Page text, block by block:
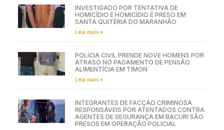
INVESTIGADO POR TENTATIVA DE
HOMICÍDIO E HOMICÍDIO É PRESO EM
SANTA QUITÉRIA DO MARANHÃO
Leia mais »
POLÍCIA CIVIL PRENDE NOVE HOMENS POR
ATRASO NO PAGAMENTO DE PENSÃO
ALIMENTÍCIA EM TIMON
Leia mais »
INTEGRANTES DE FACÇÃO CRIMINOSA
RESPONSÁVEIS POR ATENTADOS CONTRA
AGENTES DE SEGURANÇA EM BACURI SÃO
PRESOS EM OPERAÇÃO POLICIAL